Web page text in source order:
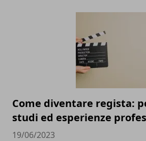
Come diventare regista:
studi ed esperienze
19/06/2023